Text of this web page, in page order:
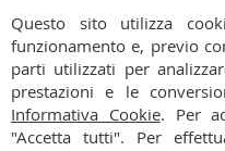
Newsletter:
Questo sito utilizza
funzionamento e, previo
parti utilizzati per
prestazioni e le
Informativa Cookie. Per
"Accetta tutti". Per